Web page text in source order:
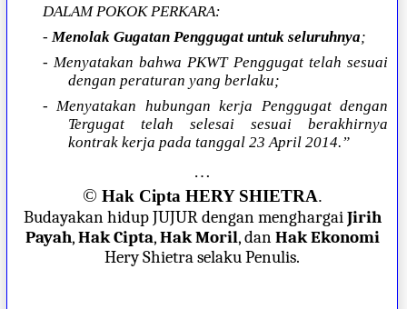
DALAM POKOK PERKARA:
-Menolak Gugatan Penggugat untuk seluruhnya;
- Menyatakan bahwa PKWT Penggugat telah sesuai
dengan peraturan yang berlaku;
- Menyatakan hubungan kerja Penggugat dengan
Tergugat telah selesai sesuai berakhirnya
kontrak kerja pada tanggal 23 April 2014.”
…
© Hak Cipta HERY SHIETRA.
Budayakan hidup JUJUR dengan menghargaiJirih
Payah,Hak Cipta,Hak Moril, danHak Ekonomi
Hery Shietra selaku Penulis.